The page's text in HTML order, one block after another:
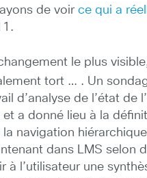
de voirce qui a
le plus
tort … . Un
d’analyse de l’état
et a donné lieu à la
la navigation
dans LMS selon
à l’utilisateur une